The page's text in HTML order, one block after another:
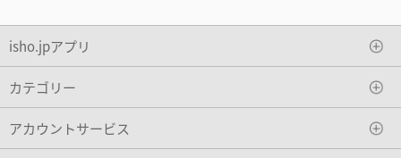
isho.jpアプリ
カテゴリー
アカウントサービス